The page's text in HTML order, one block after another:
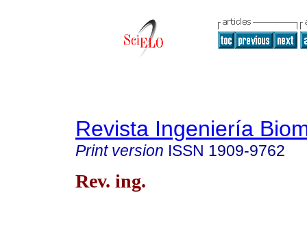
Revista Ingeniería
Print version ISSN 1909-9762
Rev. ing.